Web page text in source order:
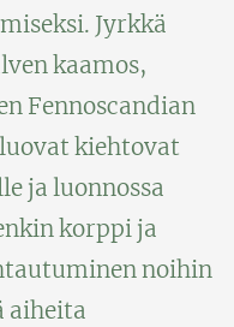
Jyrkkä
kaamos,
Fennoscandian
kiehtovat
ja luonnossa
korppi ja
noihin
aiheita